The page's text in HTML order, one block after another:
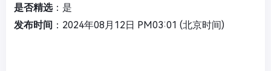
是否精选：是
发布时间 ：2024年08月12日 PM03:01 (北京时间)